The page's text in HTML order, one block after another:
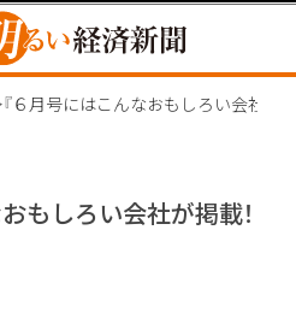
ラム
もしろい会社が掲載！